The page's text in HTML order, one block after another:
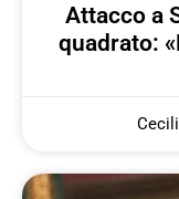
Attacco a
quadrato: